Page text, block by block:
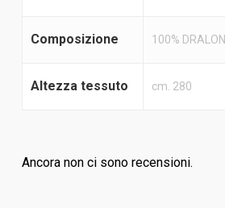
Composizione 100% DRALON
Altezza tessuto cm. 280
Ancora non ci sono recensioni.